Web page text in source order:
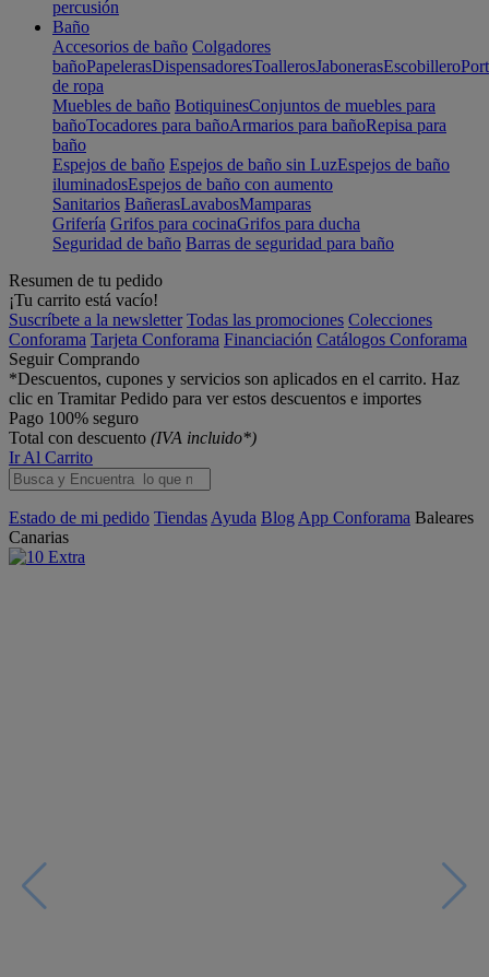
percusión
Baño
Accesorios de baño Colgadores
bañoPapelerasDispensadoresToallerosJabonerasEscobillero
de ropa
Muebles de baño BotiquinesConjuntos de muebles para
bañoTocadores para bañoArmarios para bañoRepisa para
baño
Espejos de baño Espejos de baño sin LuzEspejos de baño
iluminadosEspejos de baño con aumento
Sanitarios BañerasLavabosMamparas
Grifería Grifos para cocinaGrifos para ducha
Seguridad de baño Barras de seguridad para baño
Resumen de tu pedido
¡Tu carrito está vacío!
Suscríbete a la newsletter Todas las promociones Colecciones
Conforama Tarjeta Conforama Financiación Catálogos Conforama
Seguir Comprando
*Descuentos, cupones y servicios son aplicados en el carrito. Haz
clic en Tramitar Pedido para ver estos descuentos e importes
Pago 100% seguro
Total con descuento (IVA incluido*)
Ir Al Carrito
Estado de mi pedido Tiendas Ayuda Blog App Conforama Baleares
Canarias